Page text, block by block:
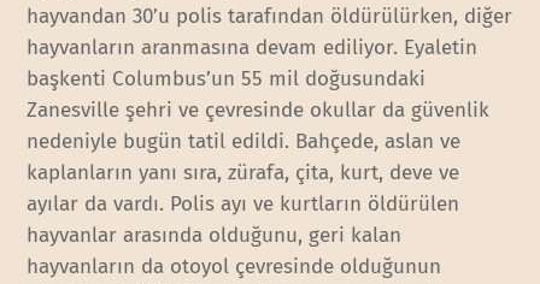
hayvandan 30’u polis tarafından öldürülürken, diğer
hayvanların aranmasına devam ediliyor. Eyaletin
başkenti Columbus’un 55 mil doğusundaki
Zanesville şehri ve çevresinde okullar da güvenlik
nedeniyle bugün tatil edildi. Bahçede, aslan ve
kaplanların yanı sıra, zürafa, çita, kurt, deve ve
ayılar da vardı. Polis ayı ve kurtların öldürülen
hayvanlar arasında olduğunu, geri kalan
hayvanların da otoyol çevresinde olduğunun